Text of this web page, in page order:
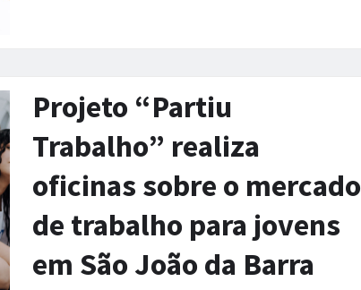
Projeto “Partiu
Trabalho” realiza
oficinas sobre o mercado
de trabalho para jovens
em São João da Barra